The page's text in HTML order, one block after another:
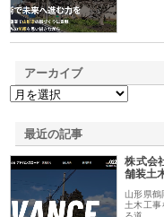
アーカイブ
最近の記事
株式会
舗装土
山形県鶴
土木工事